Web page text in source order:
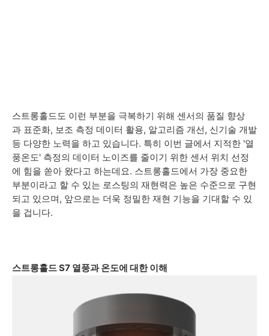
스트롱홀드도 이런 부분을 극복하기 위해 센서의 품질 향상
과 표준화, 보조 측정 데이터 활용, 알고리즘 개선, 신기술 개발
등 다양한 노력을 하고 있습니다. 특히 이번 글에서 지적한 '열
풍온도' 측정의 데이터 노이즈를 줄이기 위한 센서 위치 선정
에 힘을 쏟아 왔다고 하는데요. 스트롱홀드에서 가장 중요한
부분이라고 할 수 있는 로스팅의 재현력은 높은 수준으로 구현
되고 있으며, 앞으로는 더욱 정밀한 재현 기능을 기대할 수 있
을 겁니다.
스트롱홀드 S7 열풍과 온도에 대한 이해